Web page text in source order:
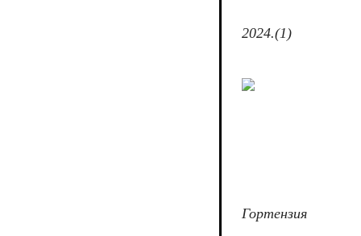
2024.(1)
Гортензия